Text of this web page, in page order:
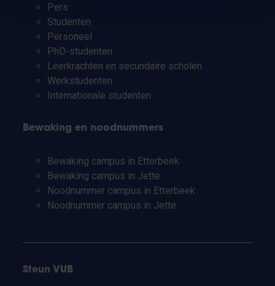
Pers
Studenten
Personeel
PhD-studenten
Leerkrachten en secundaire scholen
Werkstudenten
Internationale studenten
Bewaking en noodnummers
Bewaking campus in Etterbeek
Bewaking campus in Jette
Noodnummer campus in Etterbeek
Noodnummer campus in Jette
Steun VUB